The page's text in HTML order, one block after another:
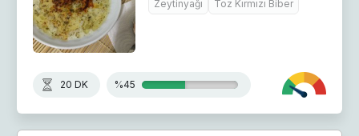
Zeytinyağı
Toz Kırmızı Biber
20 DK %45